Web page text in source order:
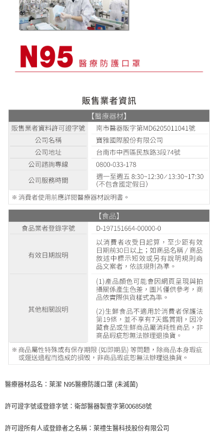
醫療器材品名：萊潔 N95醫療防護口罩 (未滅菌)
許可證字號或登錄字號：衛部醫器製壹字第006858號
許可證所有人或登錄者之名稱：萊禮生醫科技股份有限公司